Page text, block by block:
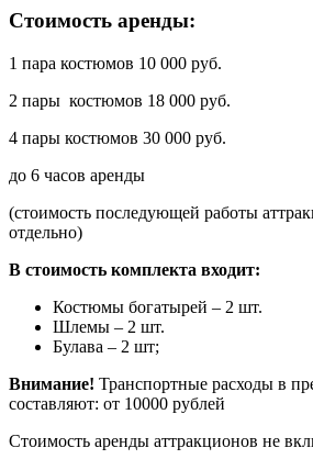
Стоимость аренды:
1 пара костюмов 10 000 руб.
2 пары костюмов 18 000 руб.
4 пары костюмов 30 000 руб.
до 6 часов аренды
(стоимость последующей работы
отдельно)
В стоимость комплекта входит:
Костюмы богатырей – 2 шт.
Шлемы – 2 шт.
Булава – 2 шт;
Внимание! Транспортные расходы в
составляют: от 10000 рублей
Стоимость аренды аттракционов не